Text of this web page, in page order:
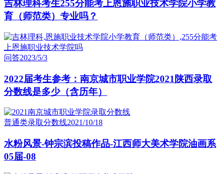
吉林理科考生255分能考上恩施职业技术学院小学教
育（师范类）专业吗？
问答2023/5/3
2022届考生参考：南京城市职业学院2021陕西录取
分数线是多少（含历年）
普通类录取分数线2021/10/18
水粉风景-钟宗滨投稿作品-江西师大美术学院油画系
05届-08